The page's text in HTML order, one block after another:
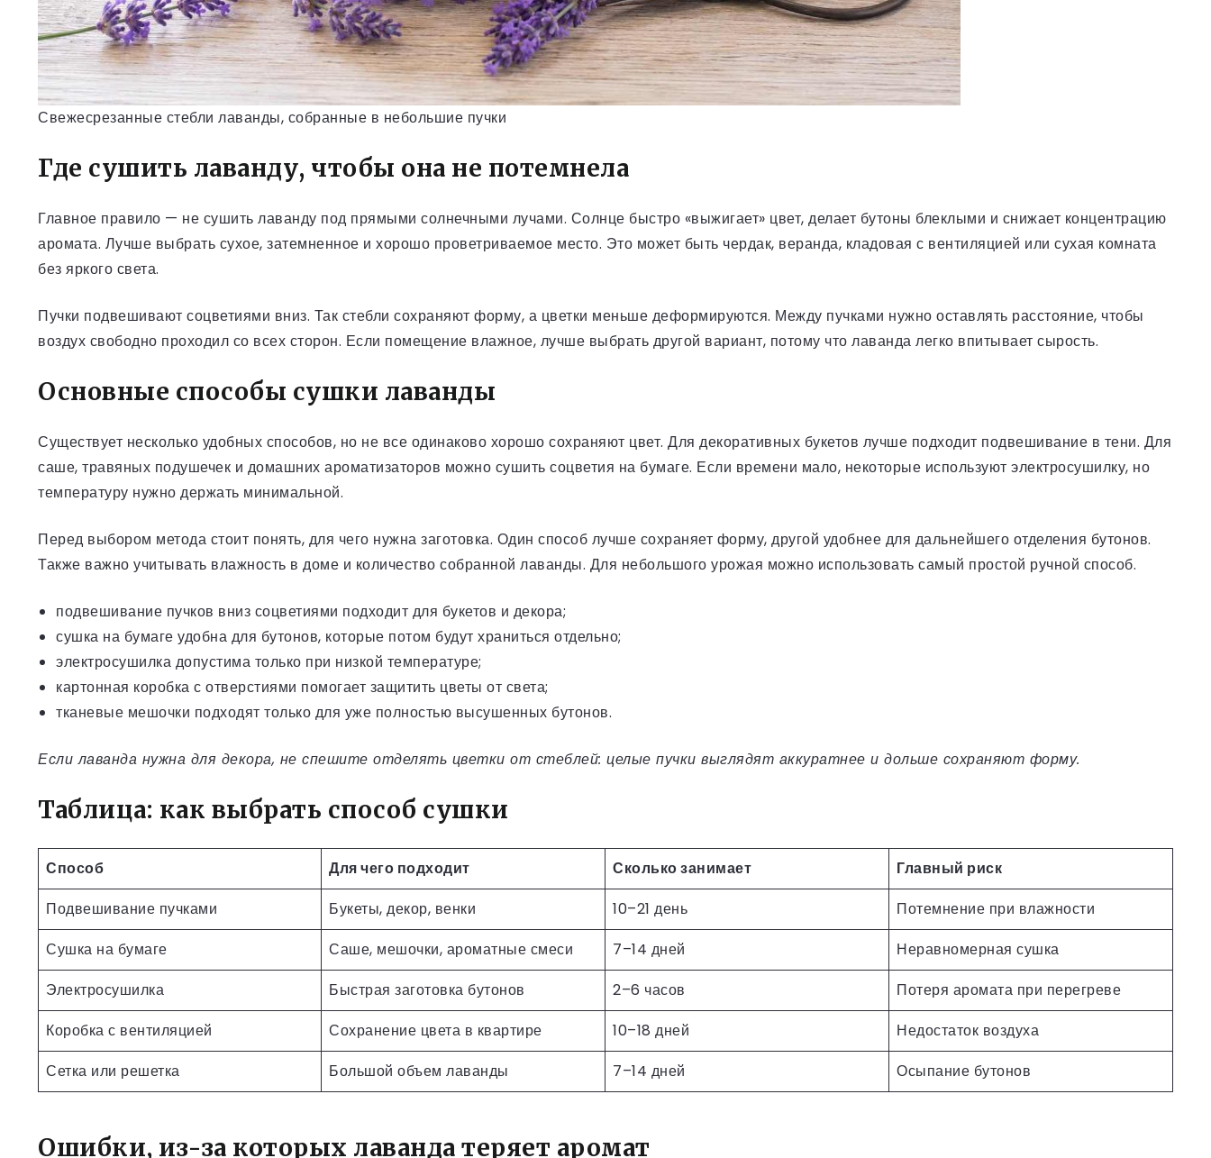
Свежесрезанные стебли лаванды, собранные в небольшие пучки
Где сушить лаванду, чтобы она не потемнела
Главное правило — не сушить лаванду под прямыми солнечными лучами. Солнце быстро «выжигает» цвет, делает бутоны блеклыми и снижает концентрацию
аромата. Лучше выбрать сухое, затемненное и хорошо проветриваемое место. Это может быть чердак, веранда, кладовая с вентиляцией или сухая комната
без яркого света.
Пучки подвешивают соцветиями вниз. Так стебли сохраняют форму, а цветки меньше деформируются. Между пучками нужно оставлять расстояние, чтобы
воздух свободно проходил со всех сторон. Если помещение влажное, лучше выбрать другой вариант, потому что лаванда легко впитывает сырость.
Основные способы сушки лаванды
Существует несколько удобных способов, но не все одинаково хорошо сохраняют цвет. Для декоративных букетов лучше подходит подвешивание в тени. Для
саше, травяных подушечек и домашних ароматизаторов можно сушить соцветия на бумаге. Если времени мало, некоторые используют электросушилку, но
температуру нужно держать минимальной.
Перед выбором метода стоит понять, для чего нужна заготовка. Один способ лучше сохраняет форму, другой удобнее для дальнейшего отделения бутонов.
Также важно учитывать влажность в доме и количество собранной лаванды. Для небольшого урожая можно использовать самый простой ручной способ.
подвешивание пучков вниз соцветиями подходит для букетов и декора;
сушка на бумаге удобна для бутонов, которые потом будут храниться отдельно;
электросушилка допустима только при низкой температуре;
картонная коробка с отверстиями помогает защитить цветы от света;
тканевые мешочки подходят только для уже полностью высушенных бутонов.
Если лаванда нужна для декора, не спешите отделять цветки от стеблей: целые пучки выглядят аккуратнее и дольше сохраняют форму.
Таблица: как выбрать способ сушки
Способ Для чего подходит Сколько занимает
Главный риск
Подвешивание пучками
Букеты, декор, венки 10–21 день
Потемнение при влажности
Сушка на бумаге
Саше, мешочки, ароматные смеси 7–14 дней
Неравномерная сушка
Электросушилка
Быстрая заготовка бутонов 2–6 часов
Потеря аромата при перегреве
Коробка с вентиляцией
Сохранение цвета в квартире 10–18 дней
Недостаток воздуха
Сетка или решетка
Большой объем лаванды 7–14 дней Осыпание бутонов
Ошибки, из-за которых лаванда теряет аромат